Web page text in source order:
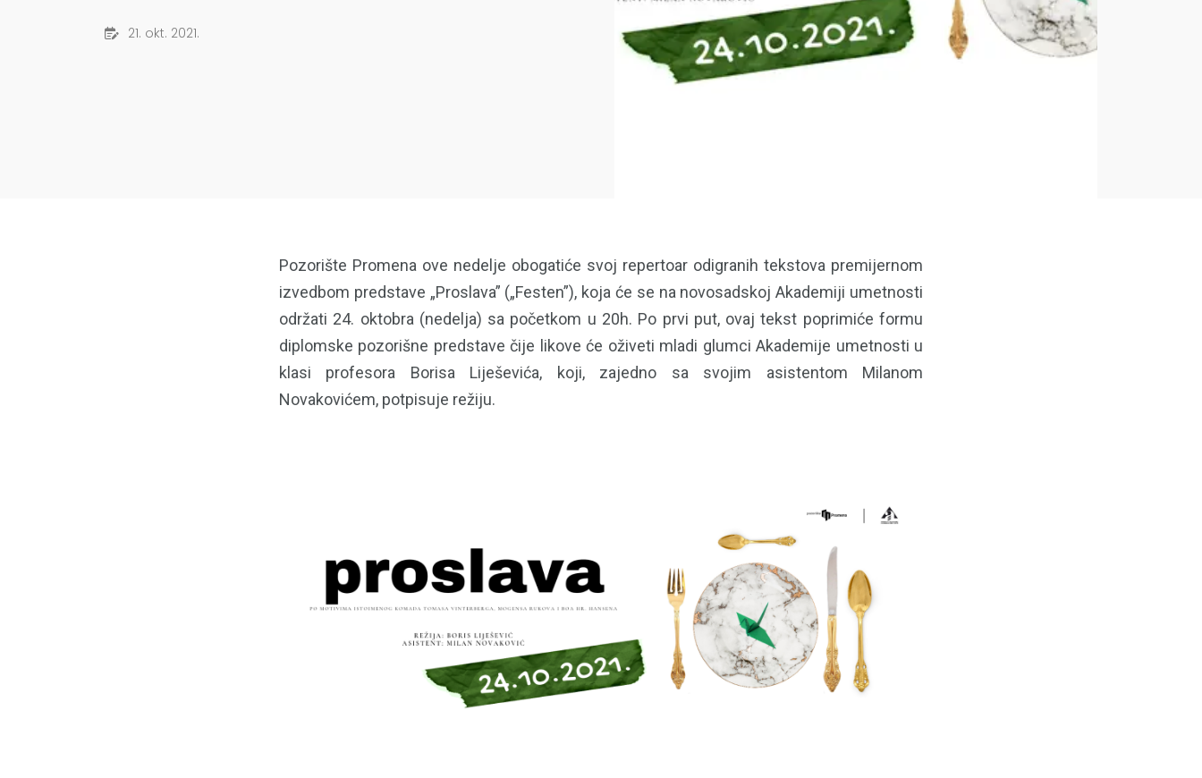
21. okt. 2021.
Pozorište Promena ove nedelje obogatiće svoj repertoar odigranih tekstova premijernom
izvedbom predstave „Proslava” („Festen”), koja će se na novosadskoj Akademiji umetnosti
održati 24. oktobra (nedelja) sa početkom u 20h. Po prvi put, ovaj tekst poprimiće formu
diplomske pozorišne predstave čije likove će oživeti mladi glumci Akademije umetnosti u
klasi profesora Borisa Liješevića, koji, zajedno sa svojim asistentom Milanom
Novakovićem, potpisuje režiju.